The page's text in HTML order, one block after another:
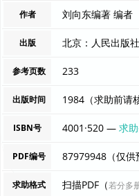
作者 刘向东编著 编者
出版 北京：人民出版社
参考页数 233
出版时间 1984（求助前请
ISBN号 4001·520 —求
PDF编号 87979948（仅供
求助格式 扫描PDF（若分多